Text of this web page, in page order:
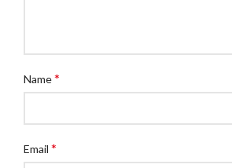
Name*
Email *